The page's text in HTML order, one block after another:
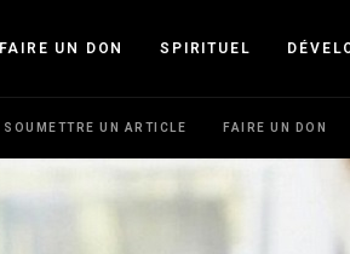
FAIRE UN DON SPIRITUEL
SOUMETTRE UN ARTICLE FAIRE UN DON